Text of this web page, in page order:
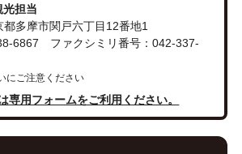
光担当
多摩市関戸六丁目12番地1
6867 ファクシミリ番号：042-337-
にご注意ください
専用フォームをご利用ください。